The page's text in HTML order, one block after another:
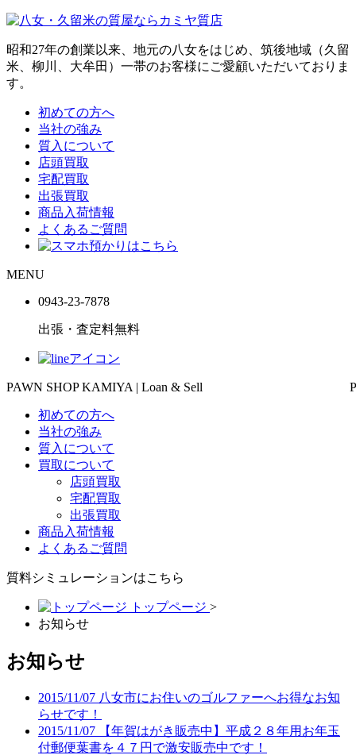
昭和27年の創業以来、地元の八女をはじめ、筑後地域（久留
米、柳川、大牟田）一帯のお客様にご愛顧いただいておりま
す。
初めての方へ
当社の強み
質入について
店頭買取
宅配買取
出張買取
商品入荷情報
よくあるご質問
MENU
0943-23-7878
出張・査定料無料
PAWN SHOP KAMIYA | Loan & Sell
初めての方へ
当社の強み
質入について
買取について
店頭買取
宅配買取
出張買取
商品入荷情報
よくあるご質問
質料シミュレーションはこちら
トップページ >
お知らせ
お知らせ
2015/11/07 八女市にお住いのゴルファーへお得なお知
らせです！
2015/11/07
【年賀はがき販売中】平成２８年用お年玉
付郵便葉書を４７円で激安販売中です！